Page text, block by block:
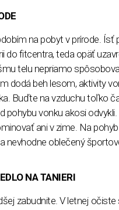
na pobyt v prírode. Ísť
do fitcentra, teda opäť
telu nepriamo
dodá beh lesom, aktivity
Buďte na vzduchu toľko
pohybu vonku akosi
ani v zime. Na
nevhodne oblečený
NA TANIERI
zabudnite. V letnej očiste